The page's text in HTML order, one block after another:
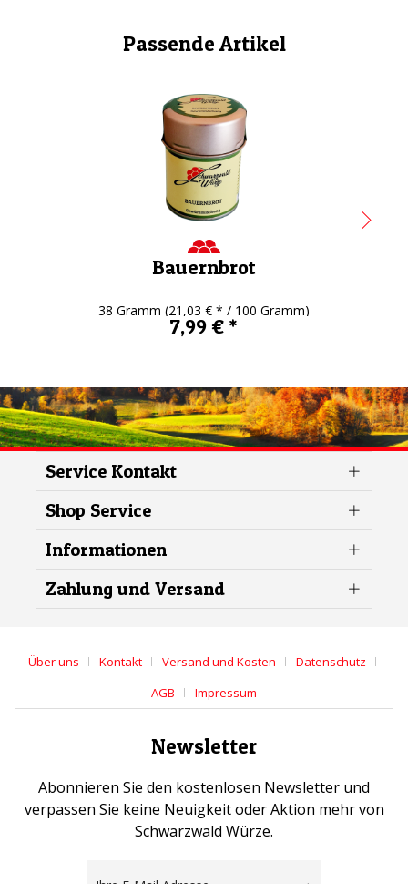
Passende Artikel
Bauernbrot
38 Gramm (21,03 € * / 100 Gramm)
7,99 € *
Service Kontakt
Shop Service
Informationen
Zahlung und Versand
Über uns Kontakt Versand und Kosten
Datenschutz
AGB
Impressum
Newsletter
Abonnieren Sie den kostenlosen Newsletter und
verpassen Sie keine Neuigkeit oder Aktion mehr von
Schwarzwald Würze.